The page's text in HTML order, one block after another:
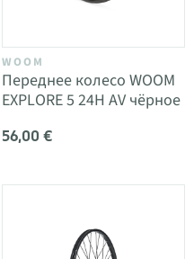
WOOM
Переднее колесо WOOM
EXPLORE 5 24H AV чёрное
56,00 €